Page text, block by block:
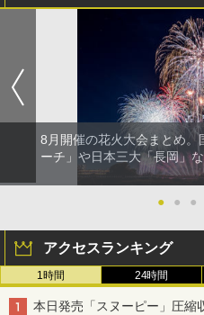
8月開催の花火大会まとめ
ーチ」や日本三大「長岡」
● ● ●
アクセスランキング
1時間 24時間
本日発売「スヌーピー」圧縮